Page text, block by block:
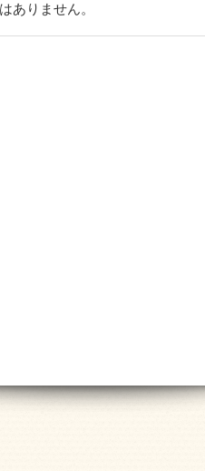
ありません。